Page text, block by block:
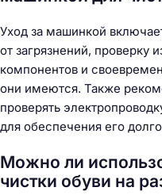
Уход за машинкой
от загрязнений, проверку
компонентов и
они имеются. Также
проверять
для обеспечения его
Можно ли
чистки обуви на